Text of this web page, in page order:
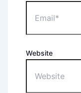
Website